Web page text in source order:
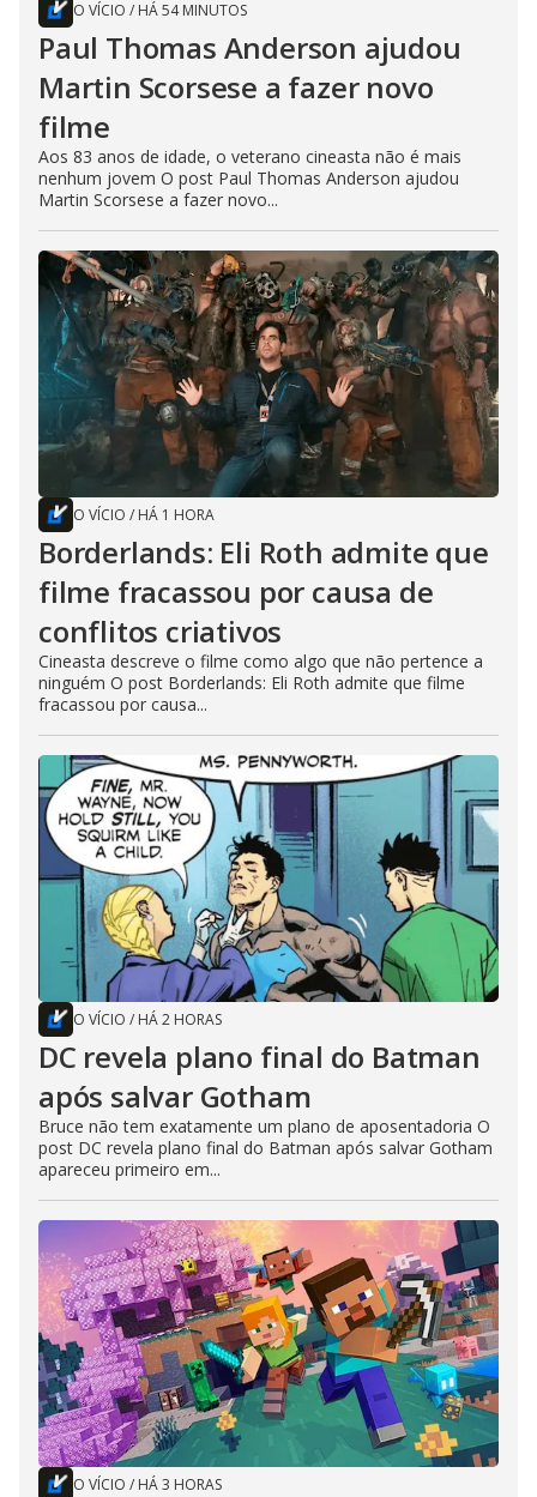
O VÍCIO / HÁ 54 MINUTOS
Paul Thomas Anderson ajudou
Martin Scorsese a fazer novo
filme
Aos 83 anos de idade, o veterano cineasta não é mais
nenhum jovem O post Paul Thomas Anderson ajudou
Martin Scorsese a fazer novo...
O VÍCIO / HÁ 1 HORA
Borderlands: Eli Roth admite que
filme fracassou por causa de
conflitos criativos
Cineasta descreve o filme como algo que não pertence a
ninguém O post Borderlands: Eli Roth admite que filme
fracassou por causa...
O VÍCIO / HÁ 2 HORAS
DC revela plano final do Batman
após salvar Gotham
Bruce não tem exatamente um plano de aposentadoria O
post DC revela plano final do Batman após salvar Gotham
apareceu primeiro em...
O VÍCIO / HÁ 3 HORAS